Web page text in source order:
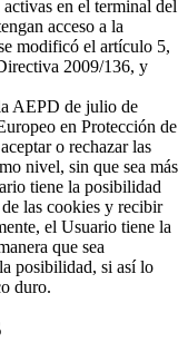
en el terminal del
acceso a la
modificó el artículo 5,
2009/136, y
AEPD de julio de
en Protección de
o rechazar las
nivel, sin que sea más
tiene la posibilidad
las cookies y recibir
el Usuario tiene la
que sea
posibilidad, si así lo
duro.